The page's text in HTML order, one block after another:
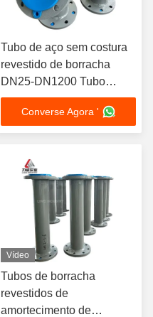
Tubo de aço sem costura
revestido de borracha
DN25-DN1200 Tubo
industrial resistente à
corrosão para transporte
de esgoto de óleo e gás
Converse Agora '
Vídeo
Tubos de borracha
revestidos de
amortecimento de